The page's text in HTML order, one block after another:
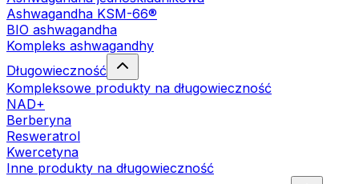
Ashwagandha KSM-66®
BIO ashwagandha
Kompleks ashwagandhy
Długowieczność
Kompleksowe produkty na długowieczność
NAD+
Berberyna
Resweratrol
Kwercetyna
Inne produkty na długowieczność